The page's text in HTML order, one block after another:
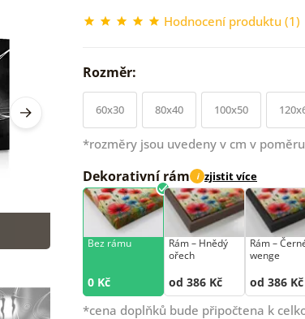
Hodnocení produktu (1)
Rozměr:
60x30 80x40 100x50
*rozměry jsou uvedeny v cm v
Dekorativní rám i zjistit více
Bez rámu
0 Kč
Rám –⁠⁠⁠⁠⁠⁠ Hnědý
ořech
od 386 Kč
Rám –⁠⁠⁠⁠⁠⁠
wenge
od 386 Kč
*cena doplňků bude připočtena k